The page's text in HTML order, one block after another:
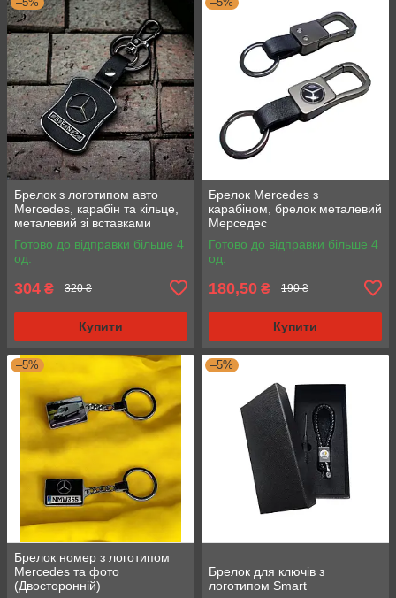
Брелок з логотипом авто
Mercedes, карабін та кільце,
металевий зі вставками
натуральної шкіри.
Готово до відправки більше 4
од.
304 ₴ 320 ₴
Купити
Брелок Mercedes з
карабіном, брелок металевий
Мерседес
Готово до відправки більше 4
од.
180,50 ₴ 190 ₴
Купити
–5%
Брелок номер з логотипом
Mercedes та фото
(Двосторонній)
–5%
Брелок для ключів з
логотипом Smart